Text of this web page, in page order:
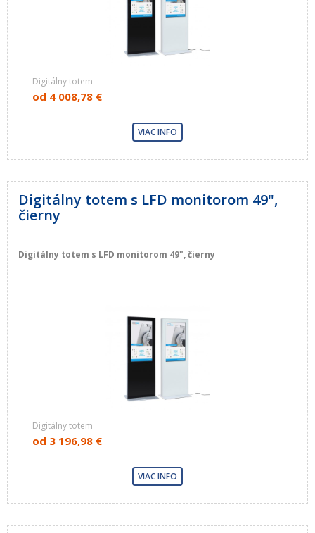
Digitálny totem
od 4 008,78 €
VIAC INFO
Digitálny totem s LFD monitorom 49",
čierny
Digitálny totem s LFD monitorom 49", čierny
Digitálny totem
od 3 196,98 €
VIAC INFO